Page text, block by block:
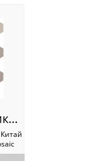
KHG51-MX1 Мозаика Imagine
Китай